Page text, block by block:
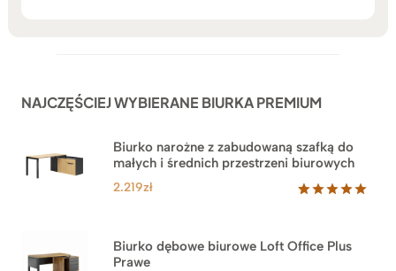
NAJCZĘŚCIEJ WYBIERANE BIURKA PREMIUM
Biurko narożne z zabudowaną szafką do
małych i średnich przestrzeni biurowych
na
podstawie
2.219zł
Biurko dębowe biurowe Loft Office Plus
Prawe